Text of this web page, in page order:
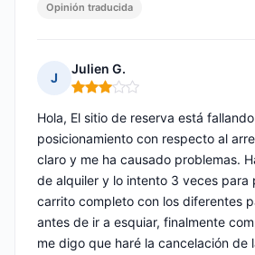
Opinión traducida
J
Julien G.
Nota: 3 de 5
Hola, El sitio de reserva está
posicionamiento con respecto al
claro y me ha causado problemas.
de alquiler y lo intento 3 veces para
carrito completo con los diferentes
antes de ir a esquiar, finalmente
me digo que haré la cancelación de